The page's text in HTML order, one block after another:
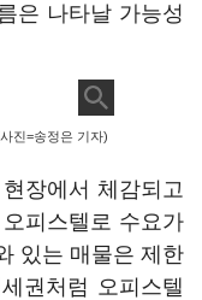
은 나타날 가능성
진=송정은 기자)
장에서 체감되고
피스텔로 수요가
있는 매물은 제한
권처럼 오피스텔